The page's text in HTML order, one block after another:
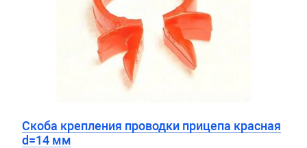
Скоба крепления проводки прицепа красная
d=14 мм